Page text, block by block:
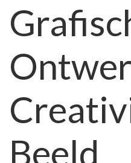
van
Beeld